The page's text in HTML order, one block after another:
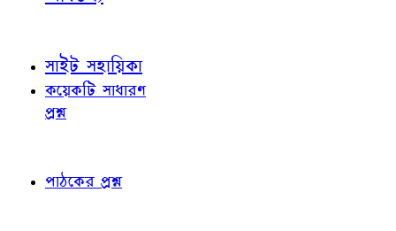
সাইট সহায়িকা
কয়েকটি সাধারণ
প্রশ্ন
পাঠকের প্রশ্ন